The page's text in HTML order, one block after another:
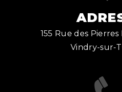
155 Rue des
Vindry-sur-